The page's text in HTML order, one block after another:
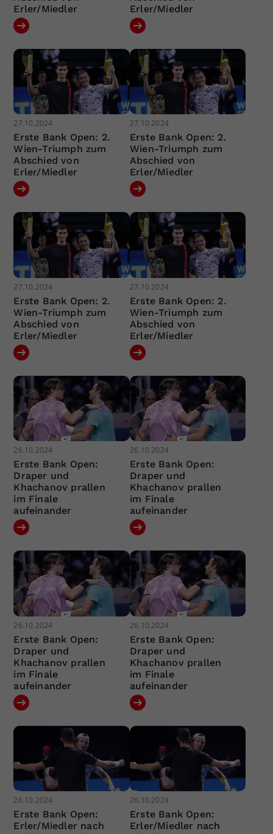
Erler/Miedler
Erler/Miedler
27.10.2024
Erste Bank Open: 2.
Wien-Triumph zum
Abschied von
Erler/Miedler
27.10.2024
Erste Bank Open: 2.
Wien-Triumph zum
Abschied von
Erler/Miedler
27.10.2024
Erste Bank Open: 2.
Wien-Triumph zum
Abschied von
Erler/Miedler
27.10.2024
Erste Bank Open: 2.
Wien-Triumph zum
Abschied von
Erler/Miedler
26.10.2024
Erste Bank Open:
Draper und
Khachanov prallen
im Finale
aufeinander
26.10.2024
Erste Bank Open:
Draper und
Khachanov prallen
im Finale
aufeinander
26.10.2024
Erste Bank Open:
Draper und
Khachanov prallen
im Finale
aufeinander
26.10.2024
Erste Bank Open:
Draper und
Khachanov prallen
im Finale
aufeinander
26.10.2024
Erste Bank Open:
Erler/Miedler nach
26.10.2024
Erste Bank Open:
Erler/Miedler nach